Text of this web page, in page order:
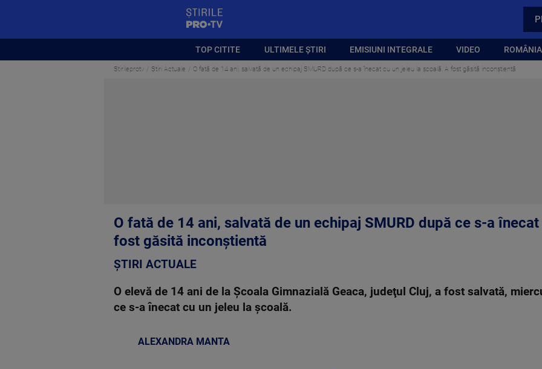
TOP CITITE ULTIMELE ȘTIRI EMISIUNI INTEGRALE VIDEO
Stirileprotv Știri Actuale O fată de 14 ani, salvată de un echipaj SMURD după ce s-a înecat cu un jeleu la școală. A fost găsită inconștientă
O fată de 14 ani, salvată de un echipaj SMURD după ce s-a
fost găsită inconștientă
ȘTIRI ACTUALE
O elevă de 14 ani de la Şcoala Gimnazială Geaca, judeţul Cluj, a fost salvată,
ce s-a înecat cu un jeleu la şcoală.
ALEXANDRA MANTA